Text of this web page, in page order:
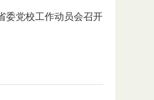
委党校工作动员会召开